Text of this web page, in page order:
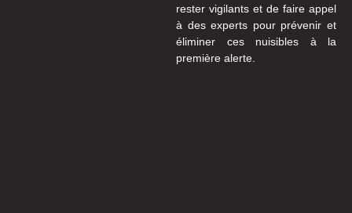
rester vigilants et de faire appel
à des experts pour prévenir et
éliminer ces nuisibles à la
première alerte.